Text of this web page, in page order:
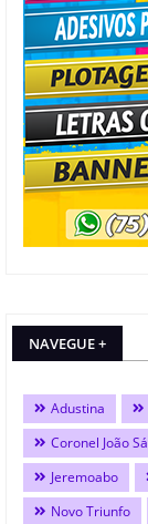
NAVEGUE +
Adustina
Coronel João Sá
Jeremoabo
Novo Triunfo